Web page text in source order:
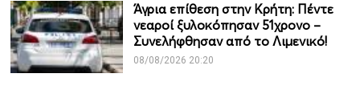
Άγρια επίθεση στην Κρήτη: Πέντε
νεαροί ξυλοκόπησαν 51χρονο –
Συνελήφθησαν από το Λιμενικό!
08/08/2026 20:20